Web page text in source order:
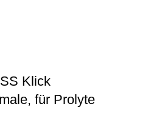
Klick
für Prolyte